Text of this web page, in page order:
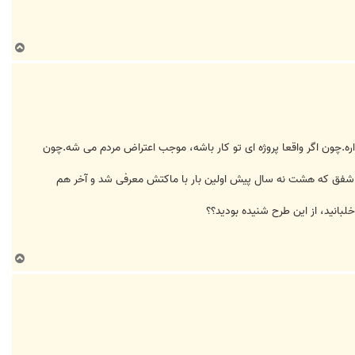
ا
اگر واقعا پروژه ای تو کار باشه، موجب اعتراض مردم می شه.چون
شفق که هشت نه سال پیش اولین بار با ماکتش معرفی شد و آخر هم
ا